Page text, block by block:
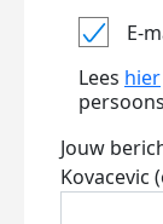
E-
Lees hier
Jouw
Kovacevic